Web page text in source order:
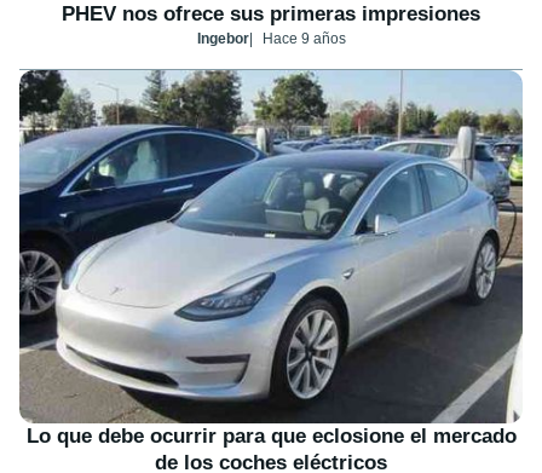
PHEV nos ofrece sus primeras impresiones
Ingebor Hace 9 años
Lo que debe ocurrir para que eclosione el mercado
de los coches eléctricos